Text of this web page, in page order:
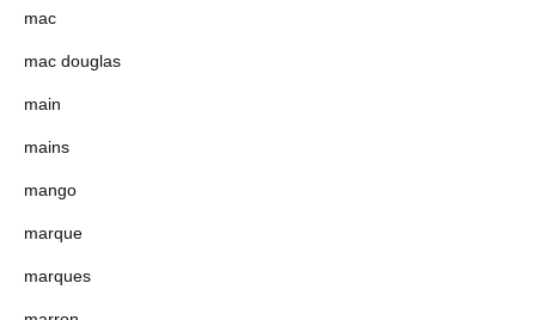
mac
mac douglas
main
mains
mango
marque
marques